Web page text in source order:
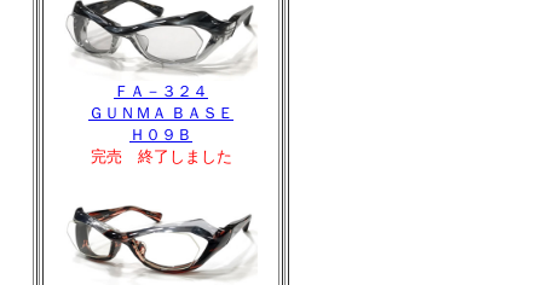
ＦＡ－３２４
ＧＵＮＭＡ ＢＡＳＥ
Ｈ０９Ｂ
完売 終了しました